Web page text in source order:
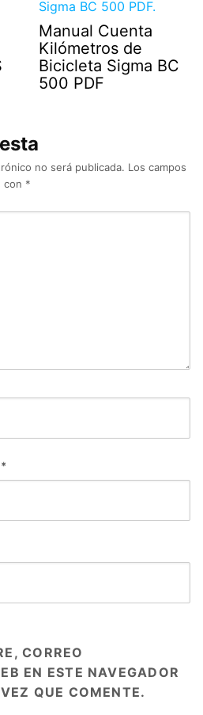
Manual Cuenta
Kilómetros de
Bicicleta Sigma BC
500 PDF
no será publicada. Los campos
con *
*
CORREO
EN ESTE NAVEGADOR
QUE COMENTE.